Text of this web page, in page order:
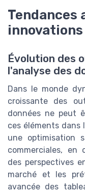
Tendances
innovations
Évolution des
l'analyse des
Dans le monde
croissante des
données ne peut
ces éléments dans
une optimisation
commerciales, en
des perspectives
marché et les
avancée des